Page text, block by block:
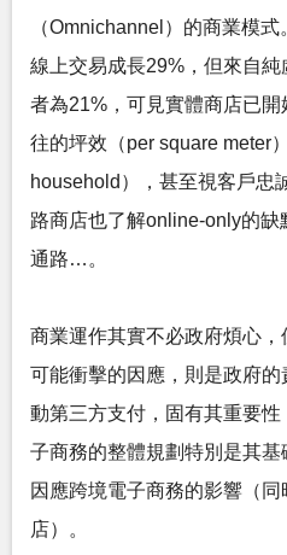
（Omnichannel）的商業模
線上交易成長29%，但來自純
者為21%，可見實體商店已
往的坪效（per square meter
household），甚至視客戶忠
路商店也了解online-only的缺
通路…。
商業運作其實不必政府煩心
可能衝擊的因應，則是政府
動第三方支付，固有其重要
子商務的整體規劃特別是其
因應跨境電子商務的影響（
店）。